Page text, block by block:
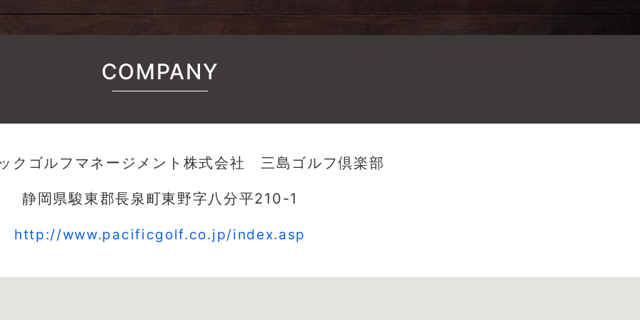
COMPANY
クゴルフマネージメント株式会社 三島ゴルフ倶楽部
静岡県駿東郡長泉町東野字八分平210-1
http://www.pacificgolf.co.jp/index.asp